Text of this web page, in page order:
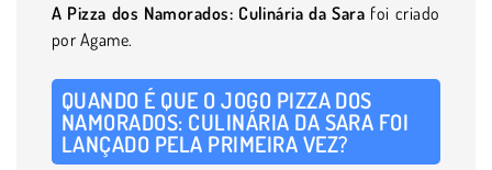
A Pizza dos Namorados: Culinária da Sara foi criado
por Agame.
QUANDO É QUE O JOGO PIZZA DOS
NAMORADOS: CULINÁRIA DA SARA FOI
LANÇADO PELA PRIMEIRA VEZ?